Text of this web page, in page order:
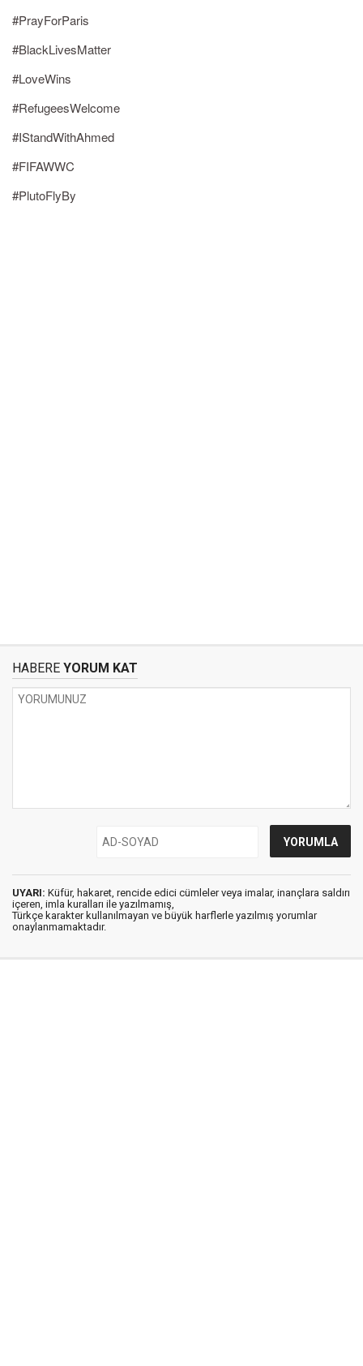
#PrayForParis
#BlackLivesMatter
#LoveWins
#RefugeesWelcome
#IStandWithAhmed
#FIFAWWC
#PlutoFlyBy
HABERE YORUM KAT
UYARI: Küfür, hakaret, rencide edici cümleler veya imalar, inançlara saldırı
içeren, imla kuralları ile yazılmamış,
Türkçe karakter kullanılmayan ve büyük harflerle yazılmış yorumlar
onaylanmamaktadır.